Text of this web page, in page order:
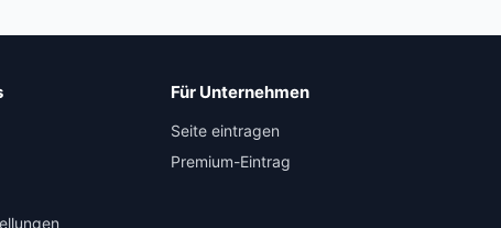
Für Unternehmen
Seite eintragen
Premium-Eintrag